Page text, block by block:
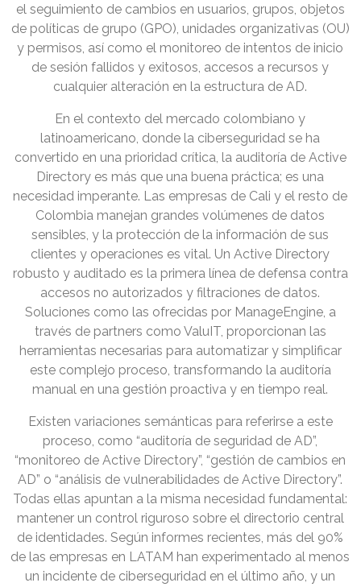
el seguimiento de cambios en usuarios, grupos, objetos
de políticas de grupo (GPO), unidades organizativas (OU)
y permisos, así como el monitoreo de intentos de inicio
de sesión fallidos y exitosos, accesos a recursos y
cualquier alteración en la estructura de AD.
En el contexto del mercado colombiano y
latinoamericano, donde la ciberseguridad se ha
convertido en una prioridad crítica, la auditoría de Active
Directory es más que una buena práctica; es una
necesidad imperante. Las empresas de Cali y el resto de
Colombia manejan grandes volúmenes de datos
sensibles, y la protección de la información de sus
clientes y operaciones es vital. Un Active Directory
robusto y auditado es la primera línea de defensa contra
accesos no autorizados y filtraciones de datos.
Soluciones como las ofrecidas por ManageEngine, a
través de partners como ValuIT, proporcionan las
herramientas necesarias para automatizar y simplificar
este complejo proceso, transformando la auditoría
manual en una gestión proactiva y en tiempo real.
Existen variaciones semánticas para referirse a este
proceso, como “auditoría de seguridad de AD”,
“monitoreo de Active Directory”, “gestión de cambios en
AD” o “análisis de vulnerabilidades de Active Directory”.
Todas ellas apuntan a la misma necesidad fundamental:
mantener un control riguroso sobre el directorio central
de identidades. Según informes recientes, más del 90%
de las empresas en LATAM han experimentado al menos
un incidente de ciberseguridad en el último año, y un